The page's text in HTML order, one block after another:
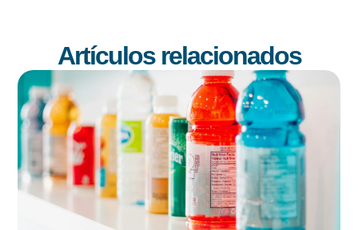
Artículos relacionados